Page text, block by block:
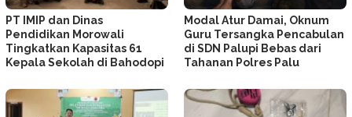
PT IMIP dan Dinas
Pendidikan Morowali
Tingkatkan Kapasitas 61
Kepala Sekolah di Bahodopi
Modal Atur Damai, Oknum
Guru Tersangka Pencabulan
di SDN Palupi Bebas dari
Tahanan Polres Palu